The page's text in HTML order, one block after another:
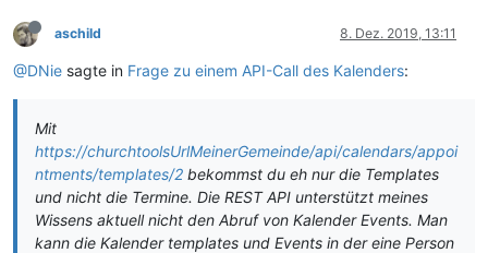
aschild 8. Dez. 2019, 13:11
@DNie sagte in Frage zu einem API-Call des Kalenders:
Mit
https://churchtoolsUrlMeinerGemeinde/api/calendars/appoi
ntments/templates/2 bekommst du eh nur die Templates
und nicht die Termine. Die REST API unterstützt meines
Wissens aktuell nicht den Abruf von Kalender Events. Man
kann die Kalender templates und Events in der eine Person